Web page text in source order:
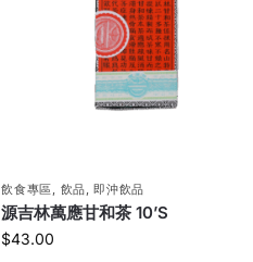
飲食專區, 飲品, 即沖飲品
源吉林萬應甘和茶 10’S
$43.00